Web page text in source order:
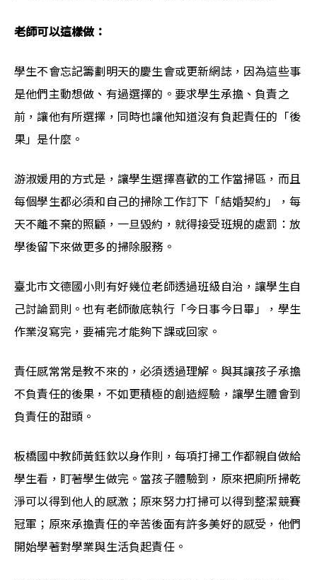
老師可以這樣做：
學生不會忘記籌劃明天的慶生會或更新網誌，因為這些事
是他們主動想做、有過選擇的。要求學生承擔、負責之
前，讓他有所選擇，同時也讓他知道沒有負起責任的「後
果」是什麼。
游淑媛用的方式是，讓學生選擇喜歡的工作當掃區，而且
每個學生都必須和自己的掃除工作訂下「結婚契約」，每
天不離不棄的照顧，一旦毀約，就得接受班規的處罰：放
學後留下來做更多的掃除服務。
臺北市文德國小則有好幾位老師透過班級自治，讓學生自
己討論罰則。也有老師徹底執行「今日事今日畢」，學生
作業沒寫完，要補完才能夠下課或回家。
責任感常常是教不來的，必須透過理解。與其讓孩子承擔
不負責任的後果，不如更積極的創造經驗，讓學生體會到
負責任的甜頭。
板橋國中教師黃鈺欽以身作則，每項打掃工作都親自做給
學生看，盯著學生做完。當孩子體驗到，原來把廁所掃乾
淨可以得到他人的感激；原來努力打掃可以得到整潔競賽
冠軍；原來承擔責任的辛苦後面有許多美好的感受，他們
開始學著對學業與生活負起責任。